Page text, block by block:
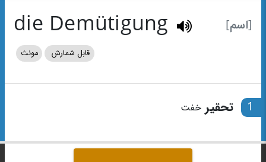
[اسم] die Demütigung
قابل شمارش مونث
1 تحقیر خفت